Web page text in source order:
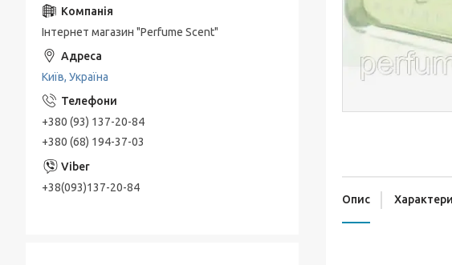
Опис
Інтернет магазин "Perfume Scent"
Київ, Україна
+380 (93) 137-20-84
+380 (68) 194-37-03
+38(093)137-20-84